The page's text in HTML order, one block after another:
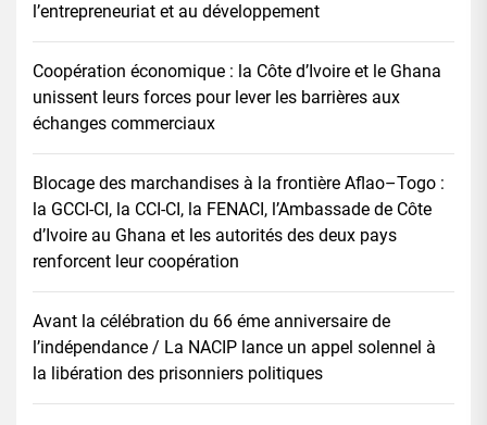
l’entrepreneuriat et au développement
Coopération économique : la Côte d’Ivoire et le Ghana
unissent leurs forces pour lever les barrières aux
échanges commerciaux
Blocage des marchandises à la frontière Aflao–Togo :
la GCCI-CI, la CCI-CI, la FENACI, l’Ambassade de Côte
d’Ivoire au Ghana et les autorités des deux pays
renforcent leur coopération
Avant la célébration du 66 éme anniversaire de
l’indépendance / La NACIP lance un appel solennel à
la libération des prisonniers politiques